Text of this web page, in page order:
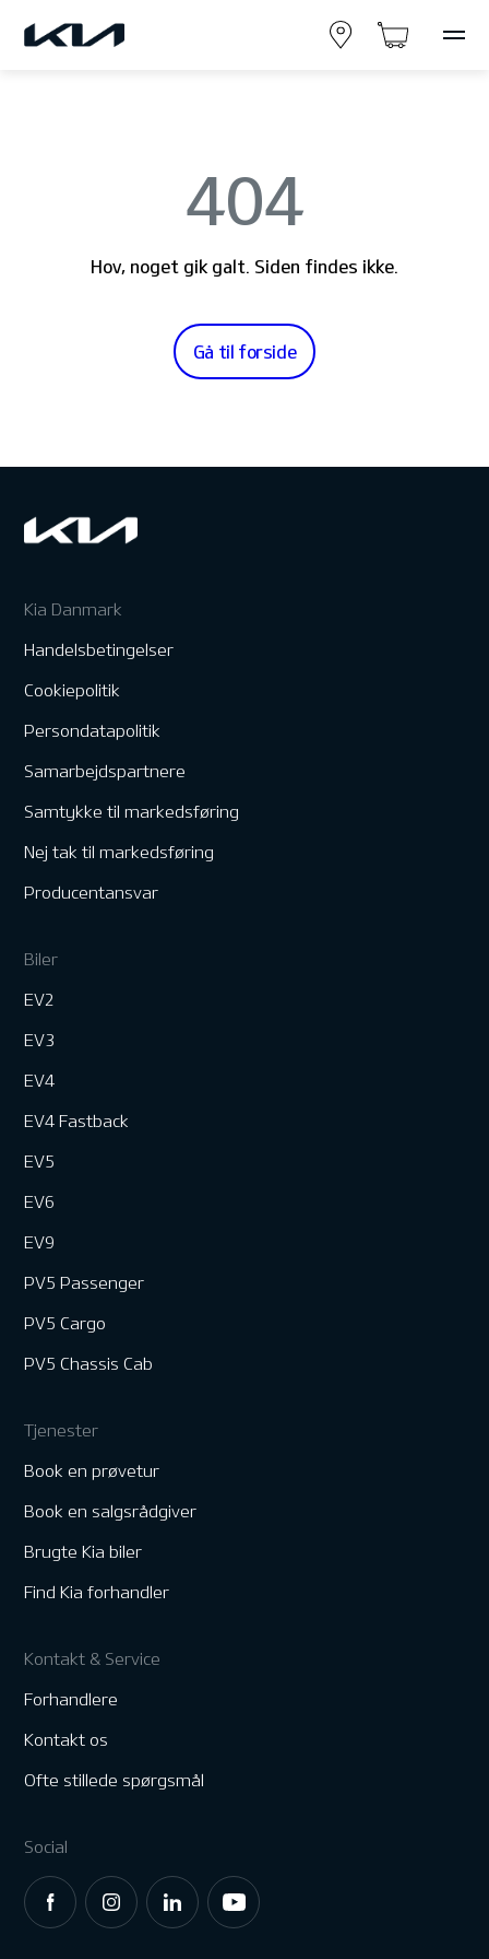
404
Hov, noget gik galt. Siden findes ikke.
Gå til forside
Kia Danmark
Handelsbetingelser
Cookiepolitik
Persondatapolitik
Samarbejdspartnere
Samtykke til markedsføring
Nej tak til markedsføring
Producentansvar
Biler
EV2
EV3
EV4
EV4 Fastback
EV5
EV6
EV9
PV5 Passenger
PV5 Cargo
PV5 Chassis Cab
Tjenester
Book en prøvetur
Book en salgsrådgiver
Brugte Kia biler
Find Kia forhandler
Kontakt & Service
Forhandlere
Kontakt os
Ofte stillede spørgsmål
Social